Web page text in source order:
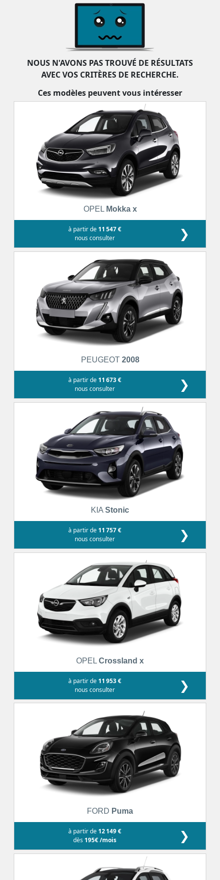
NOUS N'AVONS PAS TROUVÉ DE RÉSULTATS
AVEC VOS CRITÈRES DE RECHERCHE.
Ces modèles peuvent vous intéresser
OPEL Mokka x
à partir de 11 547 €
nous consulter
❯
PEUGEOT 2008
à partir de 11 673 €
nous consulter
❯
KIA Stonic
à partir de 11 757 €
nous consulter
❯
OPEL Crossland x
à partir de 11 953 €
nous consulter
❯
FORD Puma
à partir de 12 149 €
dès 195€ /mois ❯